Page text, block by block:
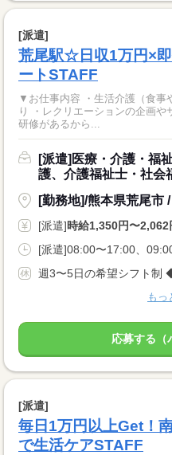
[派遣]
荒尾駅☆日収1万円×
ートSTAFF
▼お仕事内容 ・生活介護（食事
り ・レクリエーションの企画
研修があるから...
[派遣]医療・介護・福
護、介護福祉士・社会
[勤務地]/熊本県荒尾市
[派遣]時給1,350円〜2,062
[派遣]08:00〜17:00、
もっ
応募する（
[派遣]
毎日1万円以上Get！
で生活ケアSTAFF